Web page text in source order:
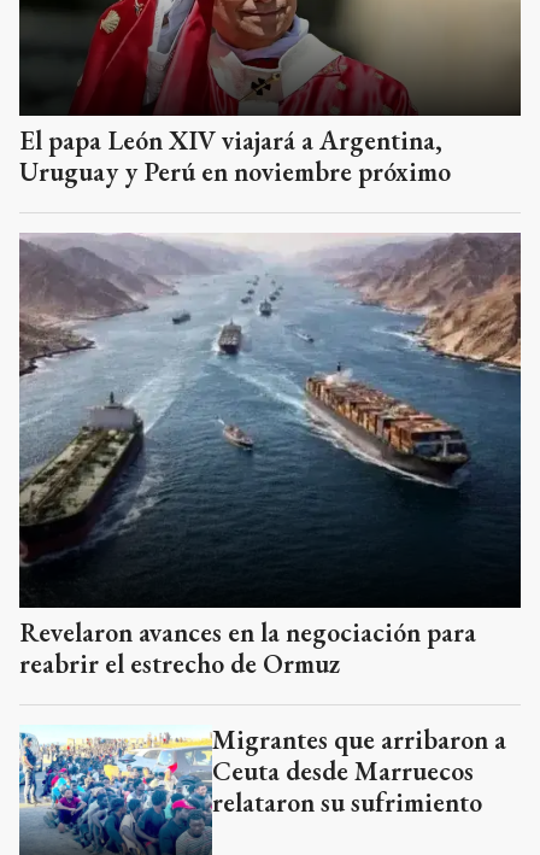
El papa León XIV viajará a Argentina,
Uruguay y Perú en noviembre próximo
Revelaron avances en la negociación para
reabrir el estrecho de Ormuz
Migrantes que arribaron a
Ceuta desde Marruecos
relataron su sufrimiento